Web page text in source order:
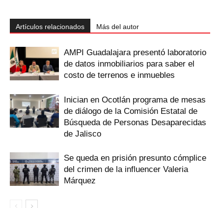
Artículos relacionados Más del autor
AMPI Guadalajara presentó laboratorio
de datos inmobiliarios para saber el
costo de terrenos e inmuebles
Inician en Ocotlán programa de mesas
de diálogo de la Comisión Estatal de
Búsqueda de Personas Desaparecidas
de Jalisco
Se queda en prisión presunto cómplice
del crimen de la influencer Valeria
Márquez